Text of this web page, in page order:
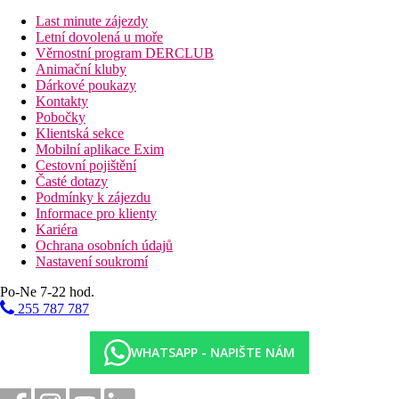
Vzdálenosti
41 km
Vzdálenost od nejbližšího letiště
500 m
Hromadná doprava
900 m
Centrum města
Fotogalerie
Last minute zájezdy
Letní dovolená u moře
Věrnostní program DERCLUB
Animační kluby
Dárkové poukazy
Kontakty
Pobočky
Klientská sekce
Mobilní aplikace Exim
Cestovní pojištění
Časté dotazy
Podmínky k zájezdu
Informace pro klienty
Kariéra
Ochrana osobních údajů
Nastavení soukromí
Po-Ne 7-22 hod.
255 787 787
WHATSAPP - NAPIŠTE NÁM